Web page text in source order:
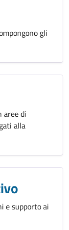
gli
aree di
alla
e supporto ai